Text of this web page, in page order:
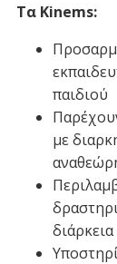
Τα Kinems:
παιδιού
με